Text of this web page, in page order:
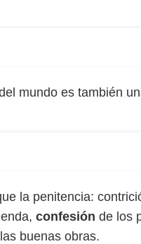
mundo es también
la penitencia:
confesión de los
buenas obras.